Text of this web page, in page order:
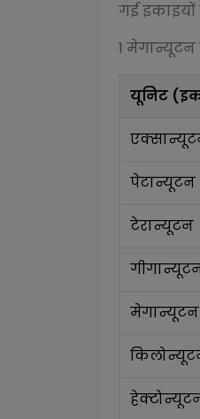
गई इकाइयों
1 मेगान्यूटन
यूनिट
पेटान्यूटन
टेरान्यूटन
मेगान्यूटन